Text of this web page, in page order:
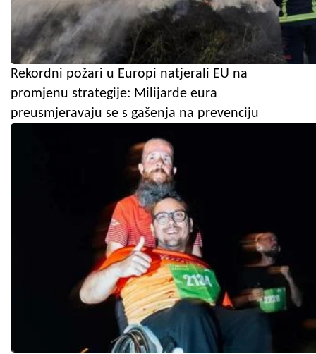
Rekordni požari u Europi natjerali EU na
promjenu strategije: Milijarde eura
preusmjeravaju se s gašenja na prevenciju